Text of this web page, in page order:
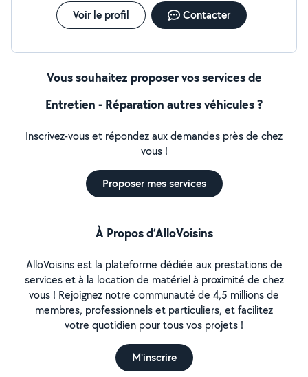
Voir le profil Contacter
Vous souhaitez proposer vos services de
Entretien - Réparation autres véhicules ?
Inscrivez-vous et répondez aux demandes près de chez
vous !
Proposer mes services
À Propos d’AlloVoisins
AlloVoisins est la plateforme dédiée aux prestations de
services et à la location de matériel à proximité de chez
vous ! Rejoignez notre communauté de 4,5 millions de
membres, professionnels et particuliers, et facilitez
votre quotidien pour tous vos projets !
M'inscrire